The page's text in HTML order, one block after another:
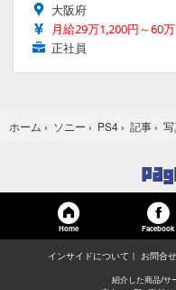
大阪府
月給29万1,200円～60
正社員
ホーム › ソニー › PS4 › 記事 ›
Home Facebook
インサイドについて お問合せ
紹介した商品/サ